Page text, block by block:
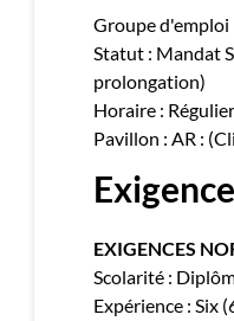
Groupe d'emploi
Statut : Mandat
prolongation)
Horaire :
Pavillon : AR :
EXIGENCES
Scolarité :
Expérience : Six